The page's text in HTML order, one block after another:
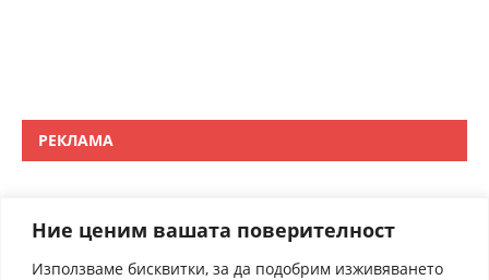
Ние ценим вашата поверителност
Използваме бисквитки, за да подобрим изживяването
РЕКЛАМА